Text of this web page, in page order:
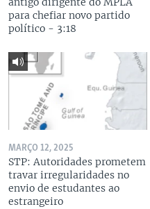
para chefiar novo partido
político - 3:18
MARÇO 12, 2025
STP: Autoridades prometem
travar irregularidades no
envio de estudantes ao
estrangeiro